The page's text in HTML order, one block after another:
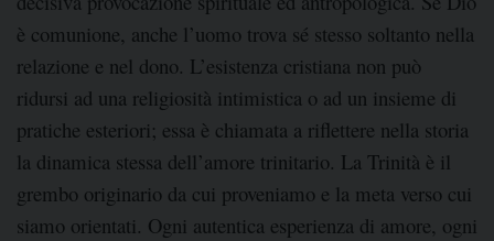
è comunione, anche l’uomo trova sé stesso soltanto nella
relazione e nel dono. L’esistenza cristiana non può
ridursi ad una religiosità intimistica o ad un insieme di
pratiche esteriori; essa è chiamata a riflettere nella storia
la dinamica stessa dell’amore trinitario. La Trinità è il
grembo originario da cui proveniamo e la meta verso cui
siamo orientati. Ogni autentica esperienza di amore, ogni